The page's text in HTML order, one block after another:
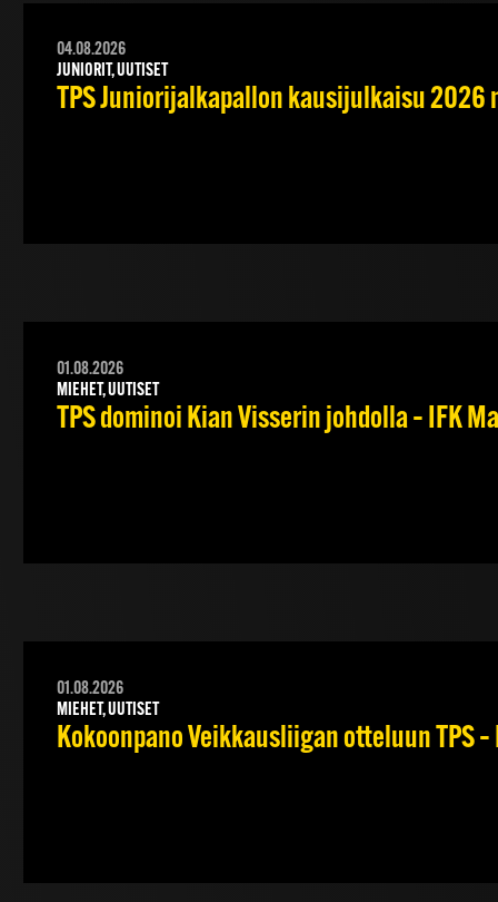
04.08.2026
JUNIORIT, UUTISET
TPS Juniorijalkapallon kausijulkaisu 2026
01.08.2026
MIEHET, UUTISET
TPS dominoi Kian Visserin johdolla – IFK
01.08.2026
MIEHET, UUTISET
Kokoonpano Veikkausliigan otteluun TPS